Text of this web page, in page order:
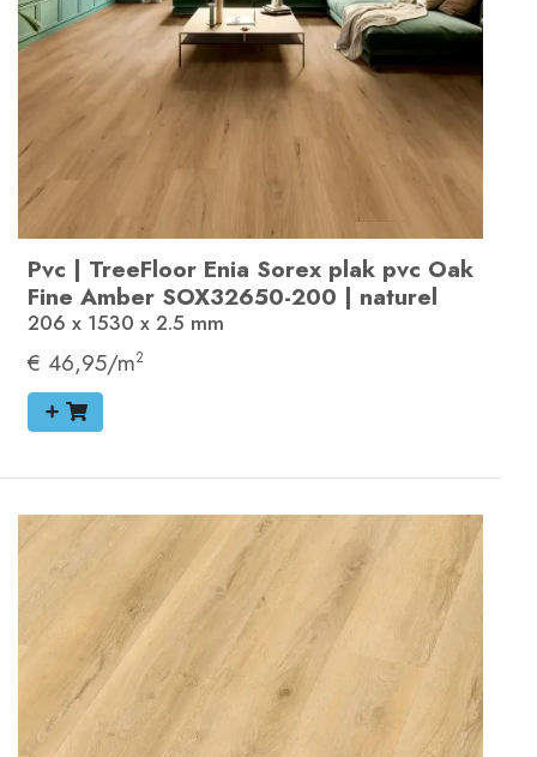
Pvc | TreeFloor Enia Sorex plak pvc Oak
Fine Amber SOX32650-200 | naturel
206 x 1530 x 2.5 mm
€ 46,95/m2